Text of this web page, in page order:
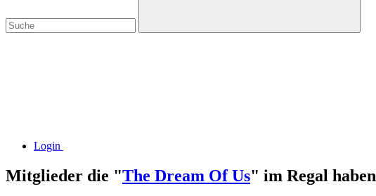
Login
Mitglieder die "The Dream Of Us" im Regal haben